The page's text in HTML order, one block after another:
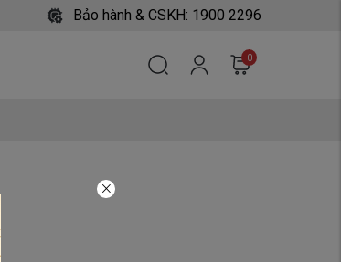
Bảo hành & CSKH: 1900 2296
0